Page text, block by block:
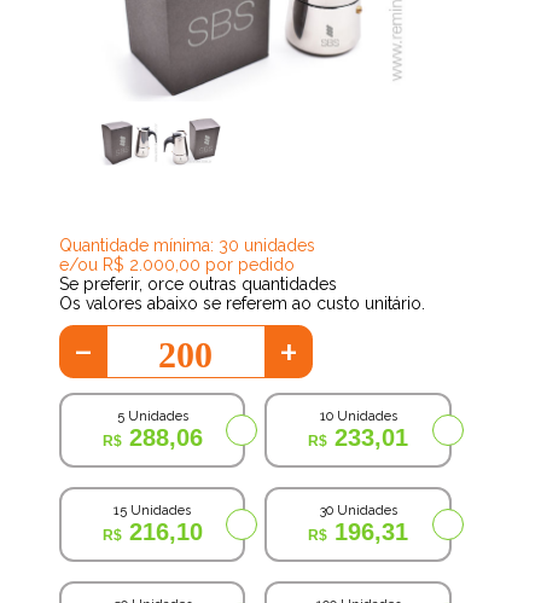
Quantidade mínima: 30 unidades
e/ou R$ 2.000,00 por pedido
Se preferir, orce outras quantidades
Os valores abaixo se referem ao custo unitário.
- +
5 Unidades
288,06
10 Unidades
233,01
15 Unidades
216,10
30 Unidades
196,31